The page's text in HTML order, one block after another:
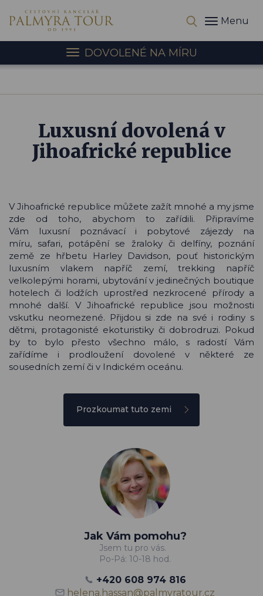
Menu
DOVOLENÉ NA MÍRU
Luxusní dovolená v
Jihoafrické republice
Jak Vám pomohu?
Jsem tu pro vás.
Po-Pá: 10-18 hod.
+420 608 974 816
helena.hassan@palmyratour.cz
V Jihoafrické republice můžete zažít mnohé a my jsme
zde od toho, abychom to zařídili. Připravíme
Vám luxusní poznávací i pobytové zájezdy na
míru, safari, potápění se žraloky či delfíny, poznání
země ze hřbetu Harley Davidson, pouť historickým
luxusním vlakem napříč zemí, trekking napříč
velkolepými horami, ubytování v jedinečných boutique
hotelech či lodžích uprostřed nezkrocené přírody a
mnohé další. V Jihoafrické republice jsou možnosti
vskutku neomezené. Přijdou si zde na své i rodiny s
dětmi, protagonisté ekoturistiky či dobrodruzi. Pokud
by to bylo přesto všechno málo, s radostí Vám
zařídíme i prodloužení dovolené v některé ze
sousedních zemí či v Indickém oceánu.
Prozkoumat tuto zemi